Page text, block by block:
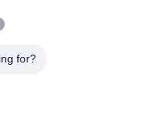
Gürtelpulle, Kurbelwelle
for?